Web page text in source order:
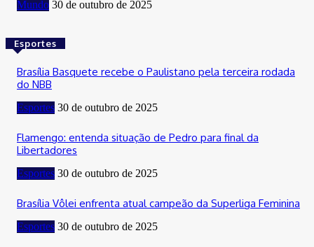
Mundo 30 de outubro de 2025
Esportes
Brasília Basquete recebe o Paulistano pela terceira rodada
do NBB
Esportes 30 de outubro de 2025
Flamengo: entenda situação de Pedro para final da
Libertadores
Esportes 30 de outubro de 2025
Brasília Vôlei enfrenta atual campeão da Superliga Feminina
Esportes 30 de outubro de 2025